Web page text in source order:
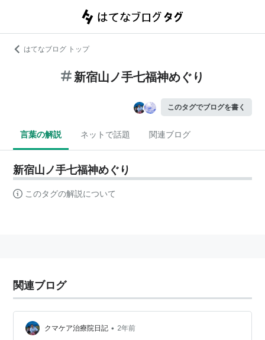
はてなブログ トップ
新宿山ノ手七福神めぐり
このタグでブログを書く
言葉の解説 ネットで話題 関連ブログ
新宿山ノ手七福神めぐり
このタグの解説について
関連ブログ
クマケア治療院日記 • 2年前